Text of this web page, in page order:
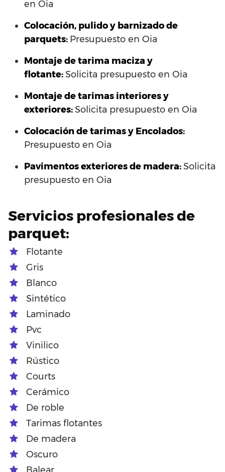
en Oia
Colocación, pulido y barnizado de
parquets: Presupuesto en Oia
Montaje de tarima maciza y
flotante:Solicita presupuesto en Oia
Montaje de tarimas interiores y
exteriores:Solicita presupuesto en Oia
Colocación de tarimas y Encolados:
Presupuesto en Oia
Pavimentos exteriores de madera:Solicita
presupuesto en Oia
Servicios profesionales de
parquet:
Flotante
Gris
Blanco
Sintético
Laminado
Pvc
Vinilico
Rústico
Courts
Cerámico
De roble
Tarimas flotantes
De madera
Oscuro